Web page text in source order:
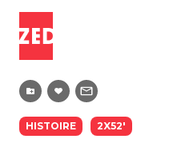
HISTOIRE 2X52'